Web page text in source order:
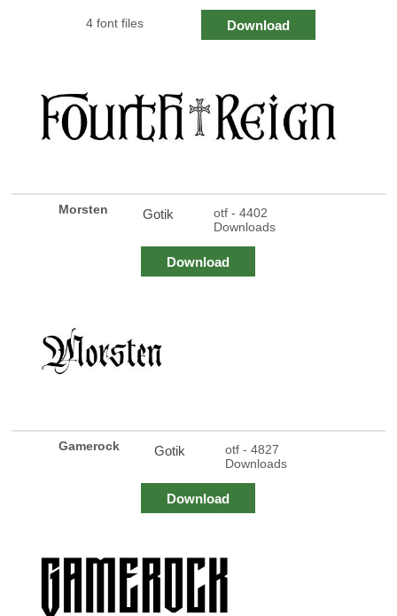
4 font files Download
Morsten Gotik
otf - 4402
Downloads
Download
Gamerock Gotik
otf - 4827
Downloads
Download